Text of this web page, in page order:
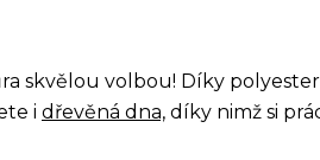
skvělou volbou! Díky
i dřevěná dna, díky nimž si